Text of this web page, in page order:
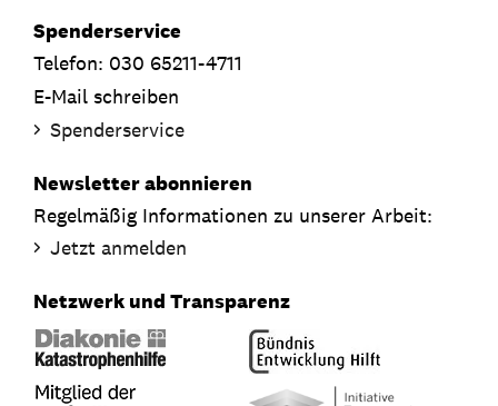
Spenderservice
Telefon: 030 65211-4711
E-Mail schreiben
Spenderservice
Newsletter abonnieren
Regelmäßig Informationen zu unserer Arbeit:
Jetzt anmelden
Netzwerk und Transparenz